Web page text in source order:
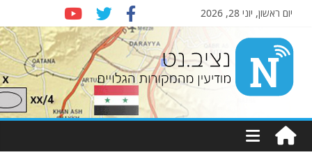
יום ראשון, יוני 28, 2026
Nziv.net
מודיעין
מהמקורות